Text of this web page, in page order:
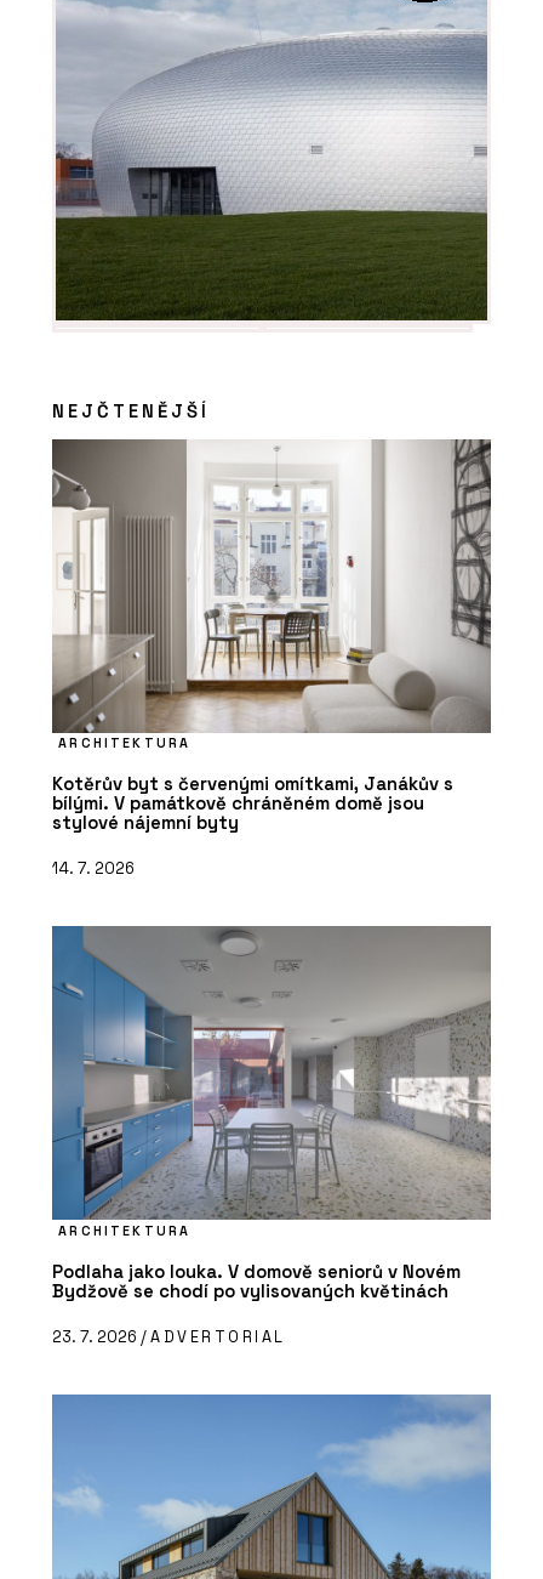
NEJČTENĚJŠÍ
ARCHITEKTURA
Kotěrův byt s červenými omítkami, Janákův s
bílými. V památkově chráněném domě jsou
stylové nájemní byty
14. 7. 2026
ARCHITEKTURA
Podlaha jako louka. V domově seniorů v Novém
Bydžově se chodí po vylisovaných květinách
23. 7. 2026 /ADVERTORIAL